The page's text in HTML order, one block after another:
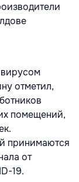
отметил,
помещений,
принимаются
от
19.